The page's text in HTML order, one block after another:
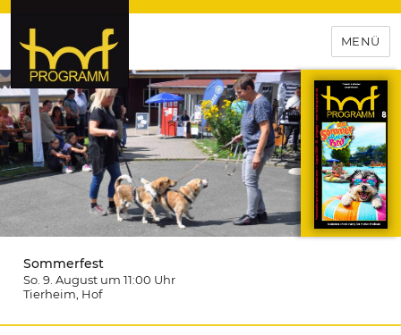
hof-programm – das
Veranstaltungsportal für
Hochfranken
MENÜ
Sommerfest
So. 9. August um 11:00 Uhr
Tierheim , Hof